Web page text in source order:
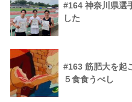
#164 神奈川県選
した
#163 筋肥大を起
５食食うべし